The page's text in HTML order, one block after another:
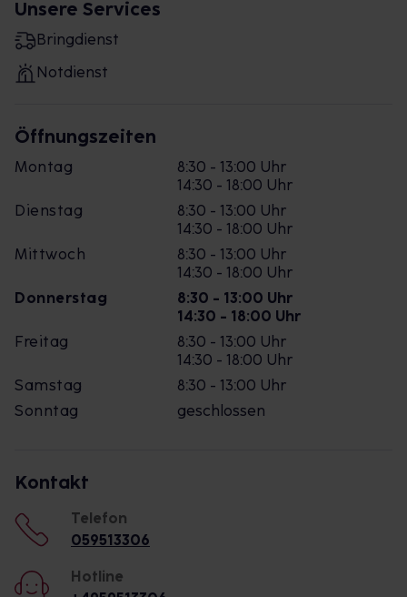
Unsere Services
Bringdienst
Notdienst
Öffnungszeiten
Montag
8:30 - 13:00 Uhr
14:30 - 18:00 Uhr
Dienstag
8:30 - 13:00 Uhr
14:30 - 18:00 Uhr
Mittwoch
8:30 - 13:00 Uhr
14:30 - 18:00 Uhr
Donnerstag
8:30 - 13:00 Uhr
14:30 - 18:00 Uhr
Freitag
8:30 - 13:00 Uhr
14:30 - 18:00 Uhr
Samstag
8:30 - 13:00 Uhr
Sonntag
geschlossen
Kontakt
Telefon
059513306
Hotline